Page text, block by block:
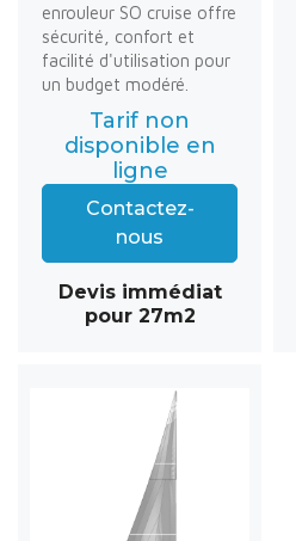
enrouleur SO cruise offre
sécurité, confort et
facilité d'utilisation pour
un budget modéré.
Tarif non
disponible en
ligne
Contactez-
nous
Devis immédiat
pour 27m2